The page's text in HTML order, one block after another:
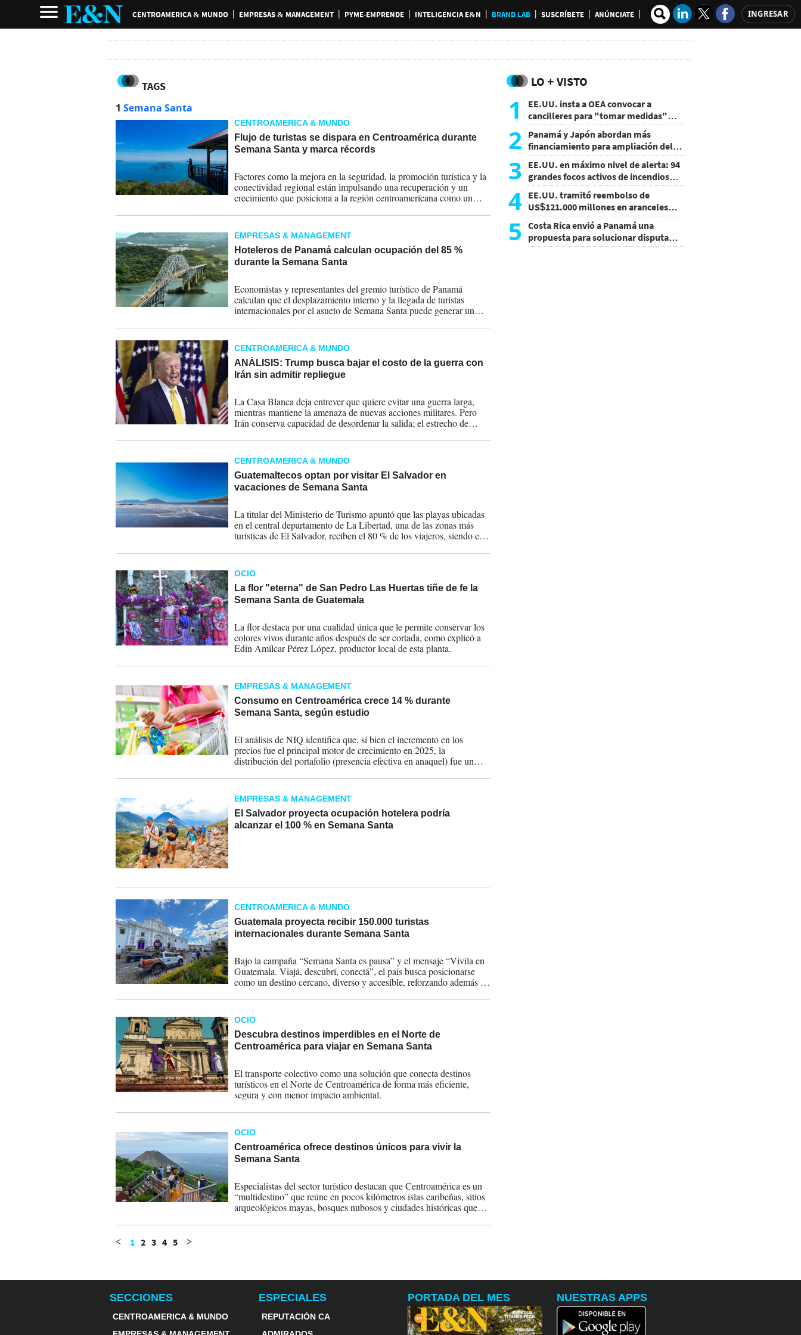
CENTROAMERICA & MUNDO EMPRESAS & MANAGEMENT PYME-EMPRENDE INTELIGENCIA E&N BRAND LAB SUSCRÍBETE ANÚNCIATE INGRESAR
TAGS
1 Semana Santa
CENTROAMÉRICA & MUNDO
Flujo de turistas se dispara en Centroamérica durante
Semana Santa y marca récords
Factores como la mejora en la seguridad, la promoción turística y la
conectividad regional están impulsando una recuperación y un
crecimiento que posiciona a la región centroamericana como un
EMPRESAS & MANAGEMENT
Hoteleros de Panamá calculan ocupación del 85 %
durante la Semana Santa
Economistas y representantes del gremio turístico de Panamá
calculan que el desplazamiento interno y la llegada de turistas
internacionales por el asueto de Semana Santa puede generar un
Panamá.
CENTROAMÉRICA & MUNDO
ANÁLISIS: Trump busca bajar el costo de la guerra con
Irán sin admitir repliegue
La Casa Blanca deja entrever que quiere evitar una guerra larga,
mientras mantiene la amenaza de nuevas acciones militares. Pero
Irán conserva capacidad de desordenar la salida; el estrecho de
arquitectura confiable de estabilización.
CENTROAMÉRICA & MUNDO
Guatemaltecos optan por visitar El Salvador en
vacaciones de Semana Santa
La titular del Ministerio de Turismo apuntó que las playas ubicadas
en el central departamento de La Libertad, una de las zonas más
turísticas de El Salvador, reciben el 80 % de los viajeros, siendo el
OCIO
La flor "eterna" de San Pedro Las Huertas tiñe de fe la
Semana Santa de Guatemala
La flor destaca por una cualidad única que le permite conservar los
colores vivos durante años después de ser cortada, como explicó a
Edin Amílcar Pérez López, productor local de esta planta.
EMPRESAS & MANAGEMENT
Consumo en Centroamérica crece 14 % durante
Semana Santa, según estudio
El análisis de NIQ identifica que, si bien el incremento en los
precios fue el principal motor de crecimiento en 2025, la
distribución del portafolio (presencia efectiva en anaquel) fue un
las categorías.
EMPRESAS & MANAGEMENT
El Salvador proyecta ocupación hotelera podría
alcanzar el 100 % en Semana Santa
CENTROAMÉRICA & MUNDO
Guatemala proyecta recibir 150.000 turistas
internacionales durante Semana Santa
Bajo la campaña “Semana Santa es pausa” y el mensaje “Vivila en
Guatemala. Viajá, descubrí, conectá”, el país busca posicionarse
como un destino cercano, diverso y accesible, reforzando además su
OCIO
Descubra destinos imperdibles en el Norte de
Centroamérica para viajar en Semana Santa
El transporte colectivo como una solución que conecta destinos
turísticos en el Norte de Centroamérica de forma más eficiente,
segura y con menor impacto ambiental.
OCIO
Centroamérica ofrece destinos únicos para vivir la
Semana Santa
Especialistas del sector turístico destacan que Centroamérica es un
“multidestino” que reúne en pocos kilómetros islas caribeñas, sitios
arqueológicos mayas, bosques nubosos y ciudades históricas que
< 1 2 3 4 5 >
LO + VISTO
1
EE.UU. insta a OEA convocar a
cancilleres para "tomar medidas"
sobre Nicaragua
2 Panamá y Japón abordan más
financiamiento para ampliación del
metro
3 EE.UU. en máximo nivel de alerta: 94
grandes focos activos de incendios
forestales
4 EE.UU. tramitó reembolso de
US$121.000 millones en aranceles
anulados
5
Costa Rica envió a Panamá una
propuesta para solucionar disputa
comercial
SECCIONES
CENTROAMERICA & MUNDO
ESPECIALES
REPUTACIÓN CA
PORTADA DEL MES NUESTRAS APPS